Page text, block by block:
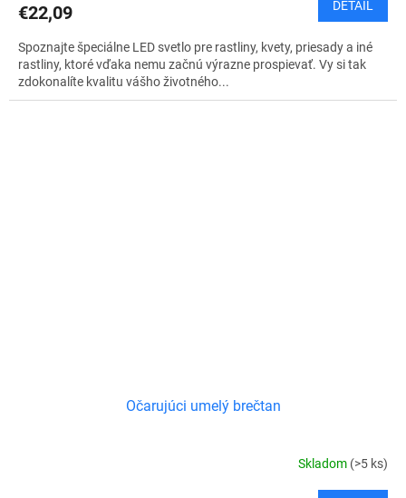
€22,09 DETAIL
Spoznajte špeciálne LED svetlo pre rastliny, kvety, priesady a iné
rastliny, ktoré vďaka nemu začnú výrazne prospievať. Vy si tak
zdokonalíte kvalitu vášho životného...
Očarujúci umelý brečtan
Skladom (>5 ks)